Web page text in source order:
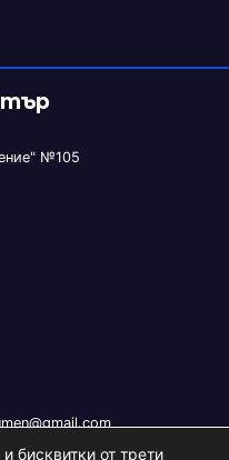
№105
бисквитки от трети